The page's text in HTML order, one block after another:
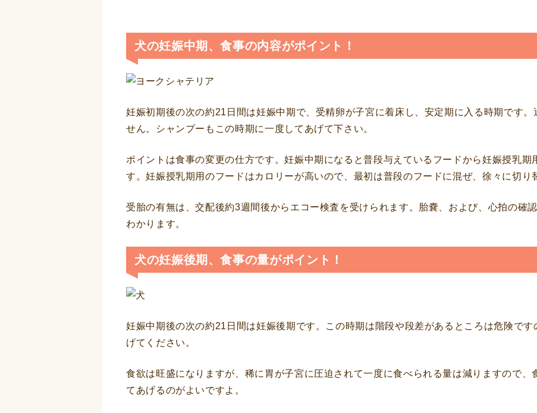
犬の妊娠中期、食事の内容がポイント！
妊娠初期後の次の約21日間は妊娠中期で、受精卵が子宮に着床し、安定期に入る時期です。
せん。シャンプーもこの時期に一度してあげて下さい。
ポイントは食事の変更の仕方です。妊娠中期になると普段与えているフードから妊娠授乳期
す。妊娠授乳期用のフードはカロリーが高いので、最初は普段のフードに混ぜ、徐々に切り
受胎の有無は、交配後約3週間後からエコー検査を受けられます。胎嚢、および、心拍の確
わかります。
犬の妊娠後期、食事の量がポイント！
妊娠中期後の次の約21日間は妊娠後期です。この時期は階段や段差があるところは危険で
げてください。
食欲は旺盛になりますが、稀に胃が子宮に圧迫されて一度に食べられる量は減りますので、
てあげるのがよいですよ。